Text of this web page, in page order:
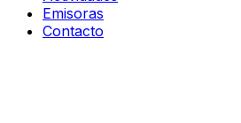
Emisoras
Contacto